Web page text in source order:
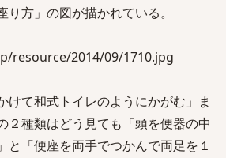
り方」の図が描かれている。
resource/2014/09/1710.jpg
けて和式トイレのようにかがむ」ま
２種類はどう見ても「頭を便器の中
と「便座を両手でつかんで両足を１